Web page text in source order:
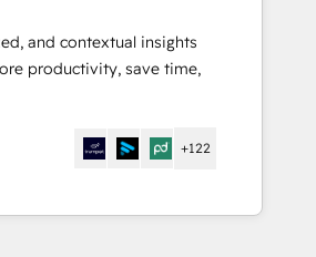
and contextual insights
productivity, save time,
+122